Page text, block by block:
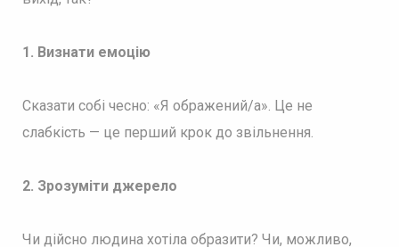
1. Визнати емоцію
Сказати собі чесно: «Я ображений/а». Це не
слабкість — це перший крок до звільнення.
2. Зрозуміти джерело
Чи дійсно людина хотіла образити? Чи, можливо,